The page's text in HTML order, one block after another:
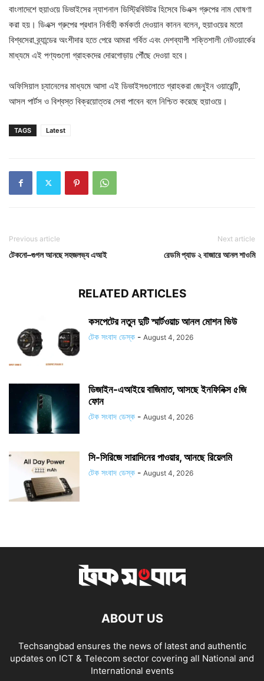
বাংলাদেশে হুয়াওয়ে ডিভাইসের ন্যাশনাল ডিস্ট্রিবিউটর হিসেবে ডিএক্স গ্রুপের নাম ঘোষণা
করা হয়। ডিএক্স গ্রুপের প্রধান নির্বাহী কর্মকর্তা দেওয়ান কানন বলেন, হুয়াওয়ের মতো
বিশ্বসেরা ব্র্যান্ডের অংশীদার হতে পেরে আমরা গর্বিত এবং দেশব্যাপী শক্তিশালী নেটওয়ার্কের
মাধ্যমে এই পণ্যগুলো গ্রাহকদের দোরগোড়ায় পৌঁছে দেওয়া হবে।
অফিসিয়াল চ্যানেলের মাধ্যমে আসা এই ডিভাইসগুলোতে গ্রাহকরা জেনুইন ওয়ারেন্টি,
আসল পার্টস ও বিশ্বস্ত বিক্রয়োত্তর সেবা পাবেন বলে নিশ্চিত করেছে হুয়াওয়ে।
TAGS Latest
Previous article
টেকনো–গুগল আনছে সহজলভ্য এআই
Next article
রেডমি প্যাড ২ বাজারে আনল শাওমি
RELATED ARTICLES
কসপেটের নতুন দুটি স্মার্টওয়াচ আনল মোশন ভিউ
টেক সংবাদ ডেস্ক - August 4, 2026
ডিজাইন-এআইয়ে বাজিমাত, আসছে ইনফিনিক্স ৫জি
ফোন
টেক সংবাদ ডেস্ক - August 4, 2026
সি-সিরিজে সারাদিনের পাওয়ার, আনছে রিয়েলমি
টেক সংবাদ ডেস্ক - August 4, 2026
ABOUT US
Techsangbad ensures the news of latest and authentic
updates on ICT & Telecom sector covering all National and
International events